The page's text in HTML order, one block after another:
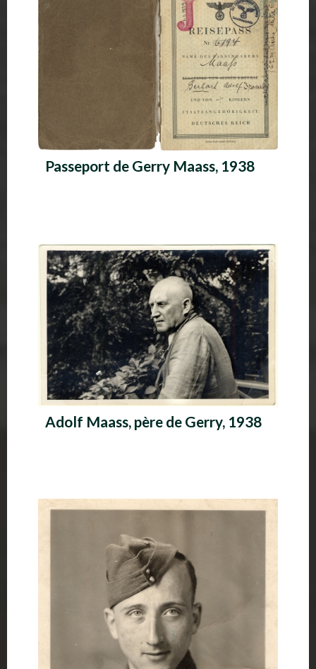
Passeport de Gerry Maass, 1938
Adolf Maass, père de Gerry, 1938